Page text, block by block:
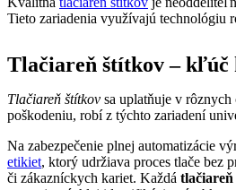
Tieto zariadenia využívajú technológiu
Tlačiareň štítkov –
Tlačiareň štítkov sa uplatňuje v
poškodeniu, robí z týchto zariadení
Na zabezpečenie plnej automatizácie
etikiet, ktorý udržiava proces tlače bez
či zákazníckych kariet. Každá